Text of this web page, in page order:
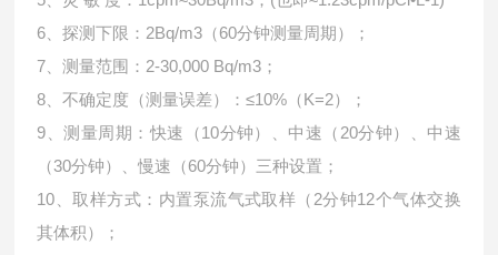
6、探测下限：2Bq/m3（60分钟测量周期）；
7、测量范围：2-30,000 Bq/m3；
8、不确定度（测量误差）：≤10%（K=2）；
9、测量周期：快速（10分钟）、中速（20分钟）、中速
（30分钟）、慢速（60分钟）三种设置；
10、取样方式：内置泵流气式取样（2分钟12个气体交换
其体积）；